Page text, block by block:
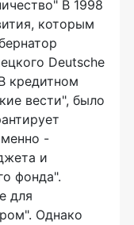
В 1998
которым
Deutsche
кредитном
вести", было
-
и
фонда".
для
Однако